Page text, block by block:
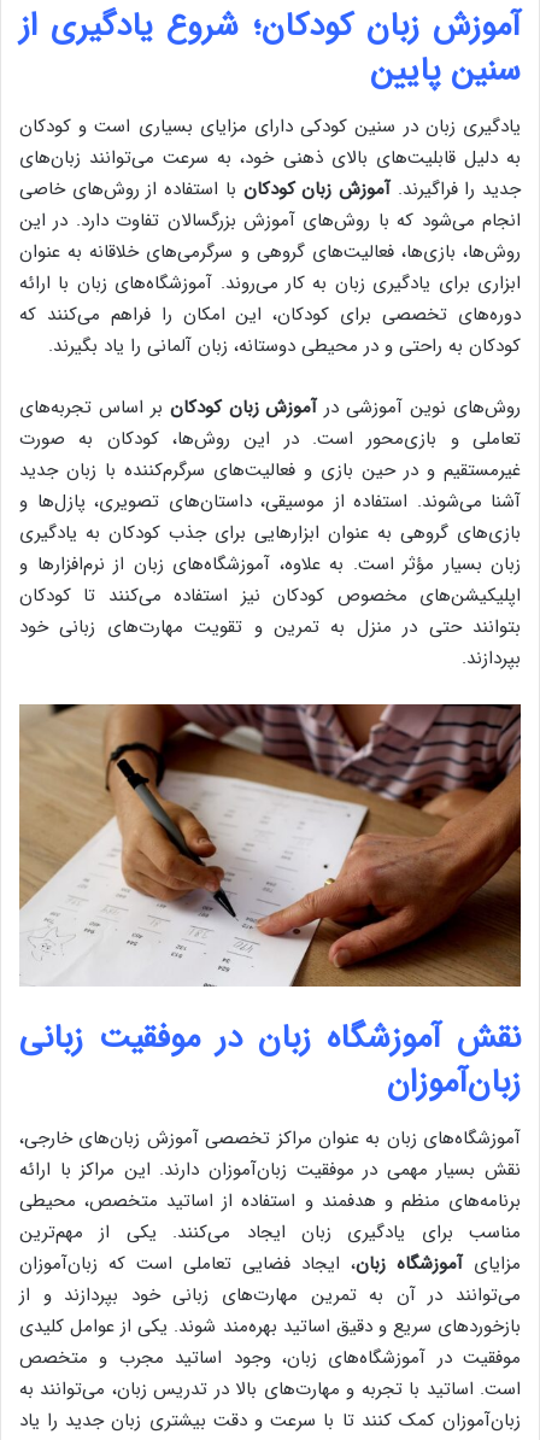
آموزش زبان کودکان؛ شروع یادگیری از
سنین پایین
یادگیری زبان در سنین کودکی دارای مزایای بسیاری است و کودکان
به دلیل قابلیت‌های بالای ذهنی خود، به سرعت می‌توانند زبان‌های
جدید را فراگیرند.آموزش زبان کودکان با استفاده از روش‌های خاصی
انجام می‌شود که با روش‌های آموزش بزرگسالان تفاوت دارد. در این
روش‌ها، بازی‌ها، فعالیت‌های گروهی و سرگرمی‌های خلاقانه به عنوان
ابزاری برای یادگیری زبان به کار می‌روند. آموزشگاه‌های زبان با ارائه
دوره‌های تخصصی برای کودکان، این امکان را فراهم می‌کنند که
کودکان به راحتی و در محیطی دوستانه، زبان آلمانی را یاد بگیرند.
روش‌های نوین آموزشی درآموزش زبان کودکان بر اساس تجربه‌های
تعاملی و بازی‌محور است. در این روش‌ها، کودکان به صورت
غیرمستقیم و در حین بازی و فعالیت‌های سرگرم‌کننده با زبان جدید
آشنا می‌شوند. استفاده از موسیقی، داستان‌های تصویری، پازل‌ها و
بازی‌های گروهی به عنوان ابزارهایی برای جذب کودکان به یادگیری
زبان بسیار مؤثر است. به علاوه، آموزشگاه‌های زبان از نرم‌افزارها و
اپلیکیشن‌های مخصوص کودکان نیز استفاده می‌کنند تا کودکان
بتوانند حتی در منزل به تمرین و تقویت مهارت‌های زبانی خود
بپردازند.
نقش آموزشگاه زبان در موفقیت زبانی
زبان‌آموزان
آموزشگاه‌های زبان به عنوان مراکز تخصصی آموزش زبان‌های خارجی،
نقش بسیار مهمی در موفقیت زبان‌آموزان دارند. این مراکز با ارائه
برنامه‌های منظم و هدفمند و استفاده از اساتید متخصص، محیطی
مناسب برای یادگیری زبان ایجاد می‌کنند. یکی از مهم‌ترین
مزایایآموزشگاه زبان، ایجاد فضایی تعاملی است که زبان‌آموزان
می‌توانند در آن به تمرین مهارت‌های زبانی خود بپردازند و از
بازخوردهای سریع و دقیق اساتید بهره‌مند شوند. یکی از عوامل کلیدی
موفقیت در آموزشگاه‌های زبان، وجود اساتید مجرب و متخصص
است. اساتید با تجربه و مهارت‌های بالا در تدریس زبان، می‌توانند به
زبان‌آموزان کمک کنند تا با سرعت و دقت بیشتری زبان جدید را یاد